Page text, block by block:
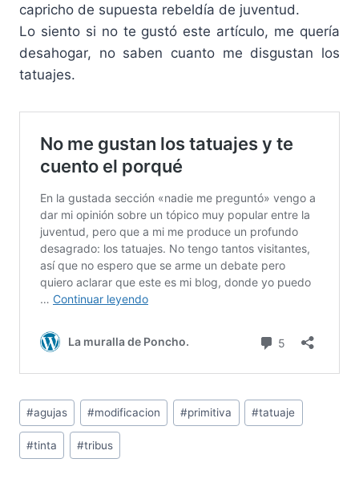
capricho de supuesta rebeldía de juventud.
Lo siento si no te gustó este artículo, me quería
desahogar, no saben cuanto me disgustan los
tatuajes.
Etiquetas
de
la
#agujas #modificacion #primitiva #tatuaje
#tinta #tribus